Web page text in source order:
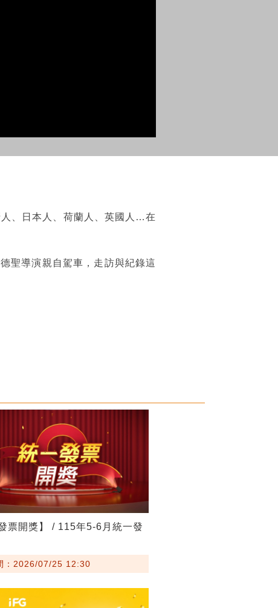
、日本人、荷蘭人、英國人…在
聖導演親自駕車，走訪與紀錄這
票開獎】 / 115年5-6月統一發
：2026/07/25 12:30